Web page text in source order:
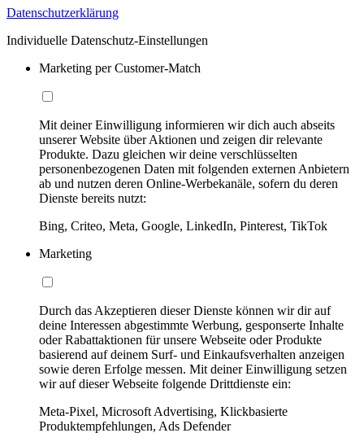
Datenschutzerklärung
Individuelle Datenschutz-Einstellungen
Marketing per Customer-Match
Mit deiner Einwilligung informieren wir dich auch abseits
unserer Website über Aktionen und zeigen dir relevante
Produkte. Dazu gleichen wir deine verschlüsselten
personenbezogenen Daten mit folgenden externen Anbietern
ab und nutzen deren Online-Werbekanäle, sofern du deren
Dienste bereits nutzt:
Bing, Criteo, Meta, Google, LinkedIn, Pinterest, TikTok
Marketing
Durch das Akzeptieren dieser Dienste können wir dir auf
deine Interessen abgestimmte Werbung, gesponserte Inhalte
oder Rabattaktionen für unsere Webseite oder Produkte
basierend auf deinem Surf- und Einkaufsverhalten anzeigen
sowie deren Erfolge messen. Mit deiner Einwilligung setzen
wir auf dieser Webseite folgende Drittdienste ein:
Meta-Pixel, Microsoft Advertising, Klickbasierte
Produktempfehlungen, Ads Defender